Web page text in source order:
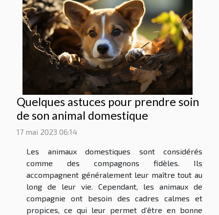
Quelques astuces pour prendre soin
de son animal domestique
17 mai 2023 06:14
Les animaux domestiques sont considérés
comme des compagnons fidèles. Ils
accompagnent généralement leur maître tout au
long de leur vie. Cependant, les animaux de
compagnie ont besoin des cadres calmes et
propices, ce qui leur permet d’être en bonne